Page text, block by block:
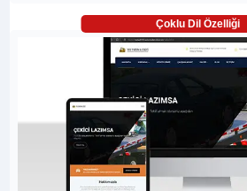
Çoklu Dil Özelliği